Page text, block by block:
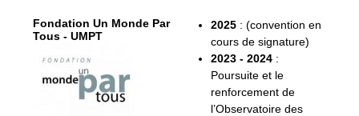
Fondation Un Monde Par
Tous - UMPT
2025 : (convention en
cours de signature)
2023 - 2024 :
Poursuite et le
renforcement de
l’Observatoire des